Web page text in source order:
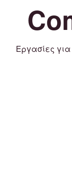
Εργασίες